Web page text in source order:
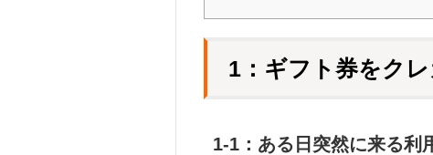
1：ギフト券をク
1-1：ある日突然に来る利